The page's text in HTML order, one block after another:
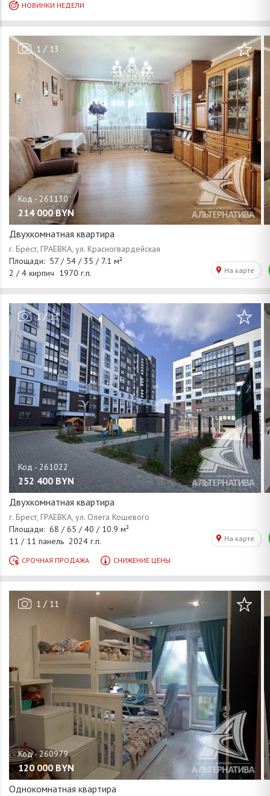
1 / 13
214 000 BYN
Двухкомнатная квартира
1/13
252 400 BYN
Двухкомнатная квартира
1 / 11
120 000 BYN
Однокомнатная квартира